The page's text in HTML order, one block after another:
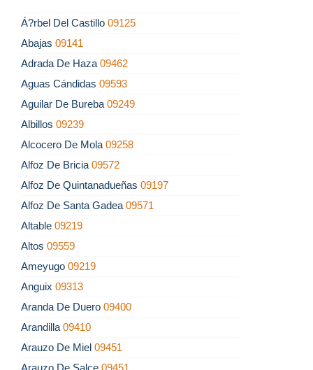
Á?rbel Del Castillo 09125
Abajas 09141
Adrada De Haza 09462
Aguas Cándidas 09593
Aguilar De Bureba 09249
Albillos 09239
Alcocero De Mola 09258
Alfoz De Bricia 09572
Alfoz De Quintanadueñas 09197
Alfoz De Santa Gadea 09571
Altable 09219
Altos 09559
Ameyugo 09219
Anguix 09313
Aranda De Duero 09400
Arandilla 09410
Arauzo De Miel 09451